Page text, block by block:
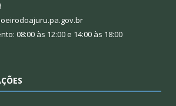
08:00 às 12:00 e 14:00 às 18:00